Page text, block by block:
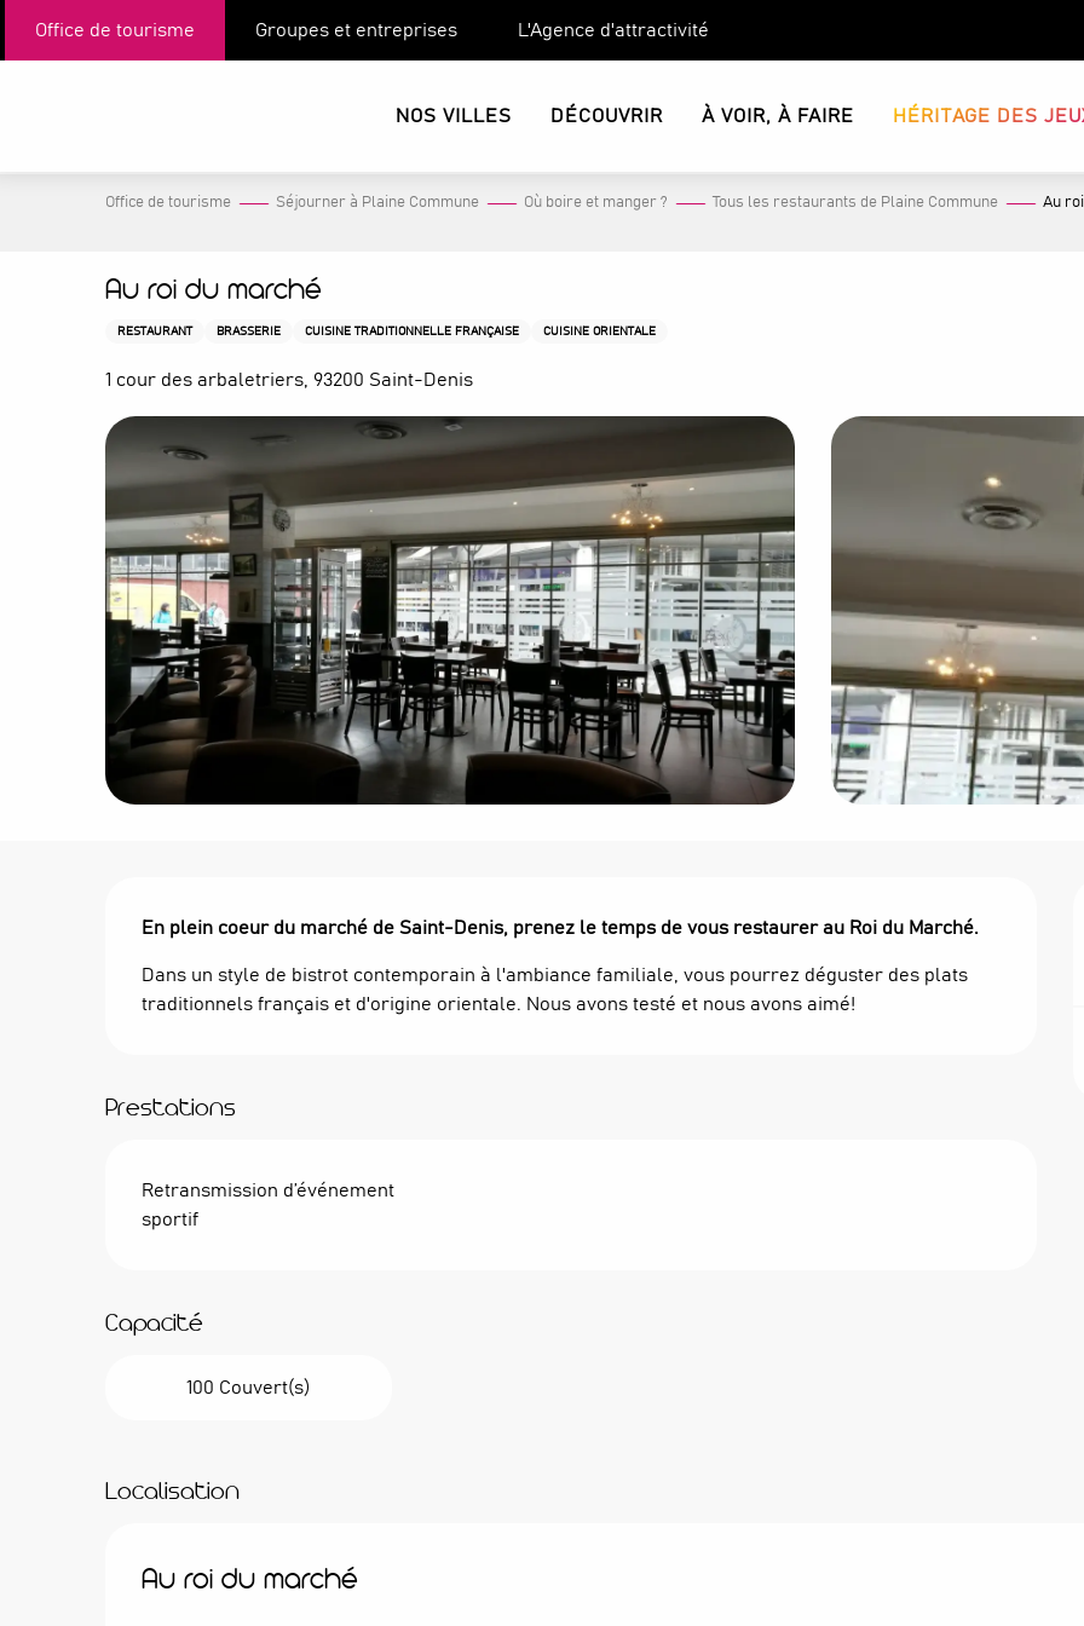
Office de tourisme Groupes et entreprises L'Agence d'attractivité
NOS VILLES DÉCOUVRIR À VOIR, À FAIRE HÉRITAGE DES
Office de tourisme Séjourner à Plaine Commune Où boire et manger ? Tous les restaurants de Plaine Commune Au
Au roi du marché
RESTAURANT BRASSERIE CUISINE TRADITIONNELLE FRANÇAISE CUISINE ORIENTALE
1 cour des arbaletriers, 93200 Saint-Denis
Description
En plein coeur du marché de Saint-Denis, prenez le temps de vous restaurer au Roi du Marché.
Dans un style de bistrot contemporain à l'ambiance familiale, vous pourrez déguster des plats
traditionnels français et d'origine orientale. Nous avons testé et nous avons aimé!
Prestations
Retransmission d’événement
sportif
Capacité
100 Couvert(s)
Localisation
Au roi du marché